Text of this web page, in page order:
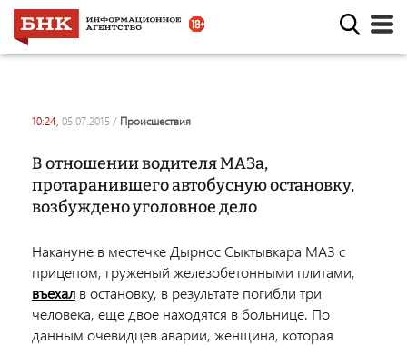
10:24, 05.07.2015 / происшествия
В отношении водителя МАЗа,
протаранившего автобусную остановку,
возбуждено уголовное дело
Накануне в местечке Дырнос Сыктывкара МАЗ с
прицепом, груженый железобетонными плитами,
въехал в остановку, в результате погибли три
человека, еще двое находятся в больнице. По
данным очевидцев аварии, женщина, которая